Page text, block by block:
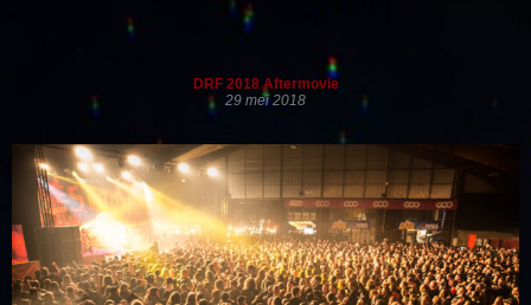
DRF 2018 Aftermovie
29 mei 2018